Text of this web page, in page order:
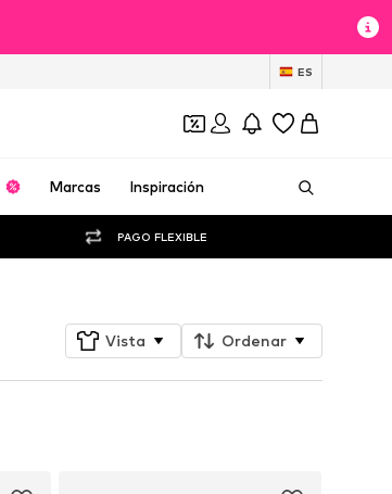
ES
Marcas Inspiración
PAGO FLEXIBLE
Vista Ordenar